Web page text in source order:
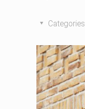
Categories